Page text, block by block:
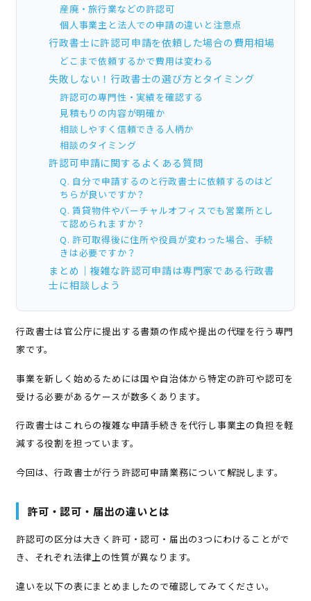
産廃・旅行業などの許認可
個人事業主と法人での申請の違いと注意点
行政書士に許認可申請を依頼した場合の費用相場
どこまで依頼するかで費用は変わる
失敗しない！行政書士の選び方とタイミング
許認可の専門性・実績を確認する
見積もりの内容が明確か
相談しやすく信頼できる人柄か
相談のタイミング
許認可申請に関するよくある質問
Q. 自分で申請するのと行政書士に依頼するのはど
ちらが良いですか？
Q. 賃貸物件やバーチャルオフィスでも営業所とし
て認められますか？
Q. 許可取得後に住所や役員が変わった場合、手続
きは必要ですか？
まとめ｜複雑な許認可申請は専門家である行政書
士に相談しよう
行政書士は官公庁に提出する書類の作成や提出の代理を行う専門
家です。
事業を新しく始めるためには国や自治体から特定の許可や認可を
受ける必要があるケースが数多くあります。
行政書士はこれらの複雑な申請手続きを代行し事業主の負担を軽
減する役割を担っています。
今回は、行政書士が行う許認可申請業務について解説します。
許可・認可・届出の違いとは
許認可の区分は大きく許可・認可・届出の3つにわけることがで
き、それぞれ法律上の性質が異なります。
違いを以下の表にまとめましたので確認してみてください。